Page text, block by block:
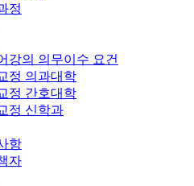
정
강의 의무이수 요건
정 의과대학
정 간호대학
정 신학과
항
자